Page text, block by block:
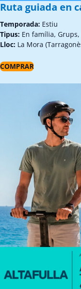
Ruta guiada en
Temporada: Estiu
Tipus: En família,
Lloc: La Mora
COMPRAR